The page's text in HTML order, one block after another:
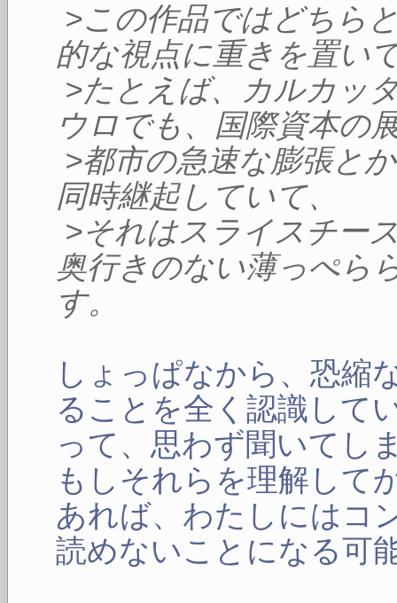
>この作品ではどちら
的な視点に重きを置い
>たとえば、カルカッ
ウロでも、国際資本の
>都市の急速な膨張と
同時継起していて、
>それはスライスチー
奥行きのない薄っぺら
す。
しょっぱなから、恐縮
ることを全く認識して
って、思わず聞いてし
もしそれらを理解して
あれば、わたしにはコ
読めないことになる可